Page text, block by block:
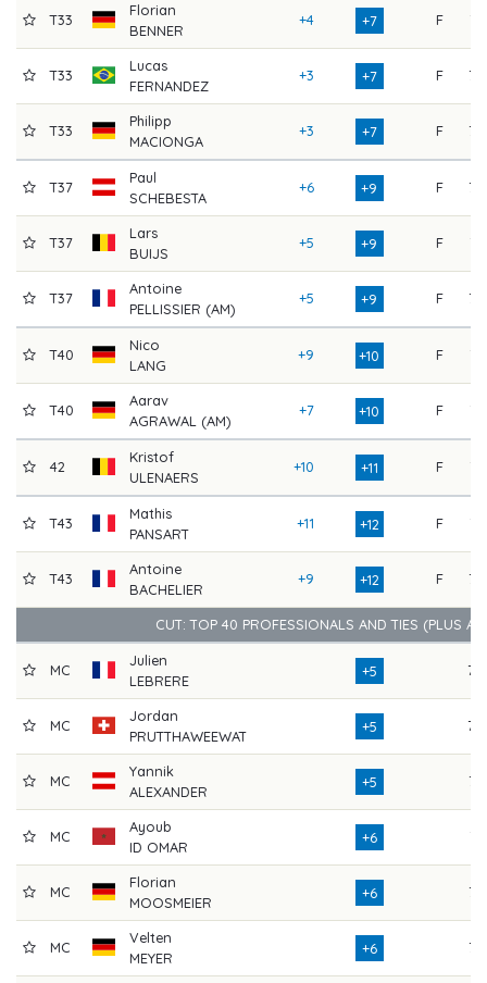
T33
Florian
BENNER
+4 +7 F 71
T33
Lucas
FERNANDEZ
+3 +7 F 75
T33
Philipp
MACIONGA
+3 +7 F 77
T37
Paul
SCHEBESTA
+6 +9 F 77
T37
Lars
BUIJS
+5 +9 F 74
T37
Antoine
PELLISSIER (AM)
+5 +9 F 76
T40
Nico
LANG
+9 +10 F 71
T40
Aarav
AGRAWAL (AM)
+7 +10 F 71
42
Kristof
ULENAERS
+10 +11 F 71
T43
Mathis
PANSART
+11 +12 F 74
T43
Antoine
BACHELIER
+9 +12 F 73
CUT: TOP 40 PROFESSIONALS AND TIES (PLUS
MC
Julien
LEBRERE
+5 79
MC
Jordan
PRUTTHAWEEWAT
+5 78
MC
Yannik
ALEXANDER
+5 76
MC
Ayoub
ID OMAR
+6 71
MC
Florian
MOOSMEIER
+6 76
MC
Velten
MEYER
+6 77